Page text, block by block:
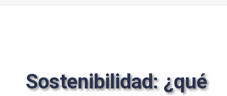
Sostenibilidad: ¿qué